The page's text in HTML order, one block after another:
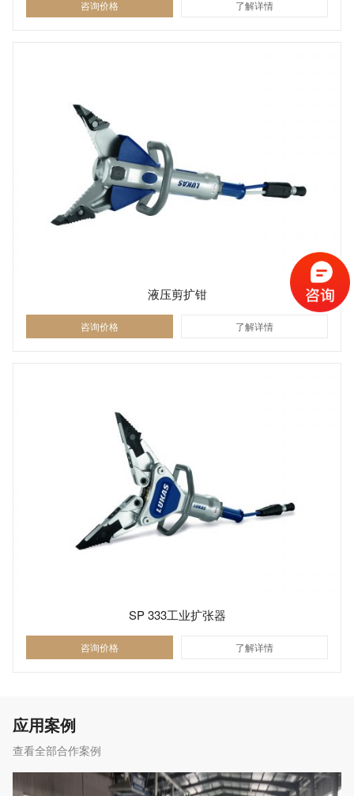
咨询价格 了解详情
液压剪扩钳
咨询价格 了解详情
SP 333工业扩张器
咨询价格 了解详情
应用案例
查看全部合作案例